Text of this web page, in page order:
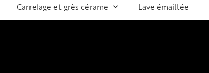
Carrelage et grès cérame Lave émaillée